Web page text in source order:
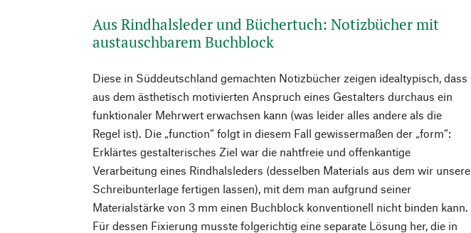
Aus Rindhalsleder und Büchertuch: Notizbücher mit
austauschbarem Buchblock
Diese in Süddeutschland gemachten Notizbücher zeigen idealtypisch, dass
aus dem ästhetisch motivierten Anspruch eines Gestalters durchaus ein
funktionaler Mehrwert erwachsen kann (was leider alles andere als die
Regel ist). Die „function“ folgt in diesem Fall gewissermaßen der „form“:
Erklärtes gestalterisches Ziel war die nahtfreie und offenkantige
Verarbeitung eines Rindhalsleders (desselben Materials aus dem wir unsere
Schreibunterlage fertigen lassen), mit dem man aufgrund seiner
Materialstärke von 3 mm einen Buchblock konventionell nicht binden kann.
Für dessen Fixierung musste folgerichtig eine separate Lösung her, die in